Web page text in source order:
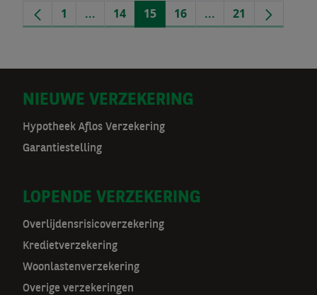
Vorige
pagina
Pagina
1 ...Tussenpagina's
Pagina
14 Pagina
15 Pagina
16 ...Tussenpagina's
Pagina
21
pagina
D
o
r
m
a
t
NIEUWE VERZEKERING
Hypotheek Aflos Verzekering
Garantiestelling
LOPENDE VERZEKERING
Overlijdensrisicoverzekering
Kredietverzekering
Woonlastenverzekering
Overige verzekeringen